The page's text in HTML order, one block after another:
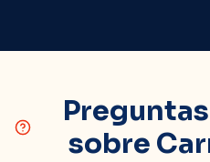
sobre